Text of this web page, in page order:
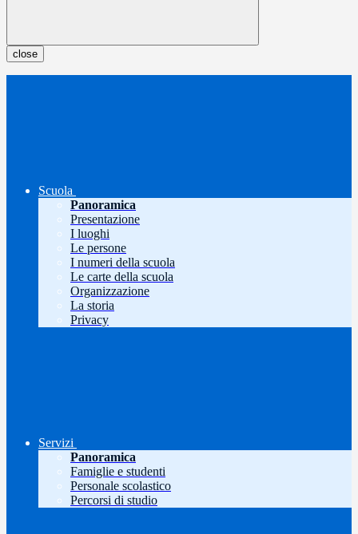
close
Scuola
Panoramica
Presentazione
I luoghi
Le persone
I numeri della scuola
Le carte della scuola
Organizzazione
La storia
Privacy
Servizi
Panoramica
Famiglie e studenti
Personale scolastico
Percorsi di studio